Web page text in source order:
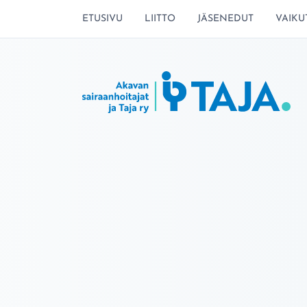
SIIRRY SIVUN SISÄLTÖÖN
ETUSIVU LIITTO JÄSENEDUT